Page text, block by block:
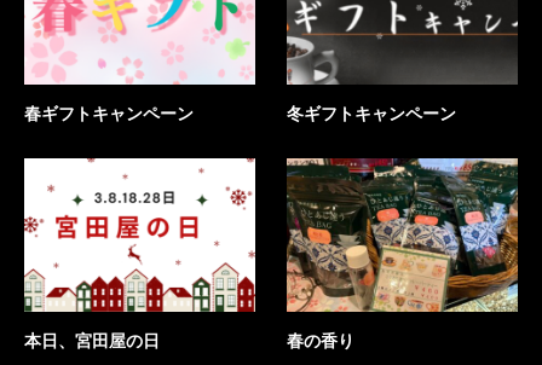
春ギフトキャンペーン 冬ギフトキャンペーン
本日、宮田屋の日 春の香り